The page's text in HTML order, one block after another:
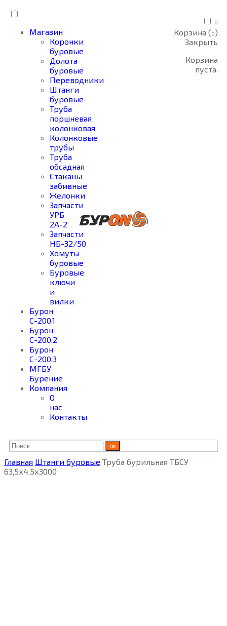
Магазин
Коронки
буровые
Долота
буровые
Переводники
Штанги
буровые
Труба
поршневая
колонковая
Колонковые
трубы
Труба
обсадная
Стаканы
забивные
Желонки
Запчасти
УРБ
2А-2
Запчасти
НБ-32/50
Хомуты
буровые
Буровые
ключи
и
вилки
Бурон
С-200.1
Бурон
С-200.2
Бурон
С-200.3
МГБУ
Бурение
Компания
О
нас
Контакты
0
Корзина (0)
Закрыть
Корзина
пуста.
ок
Главная Штанги буровые Труба бурильная ТБСУ
63,5х4,5х3000